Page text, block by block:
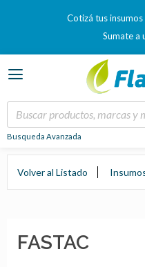
Cotizá tus insumos
Sumate a
Busqueda Avanzada
Volver al Listado
FASTAC